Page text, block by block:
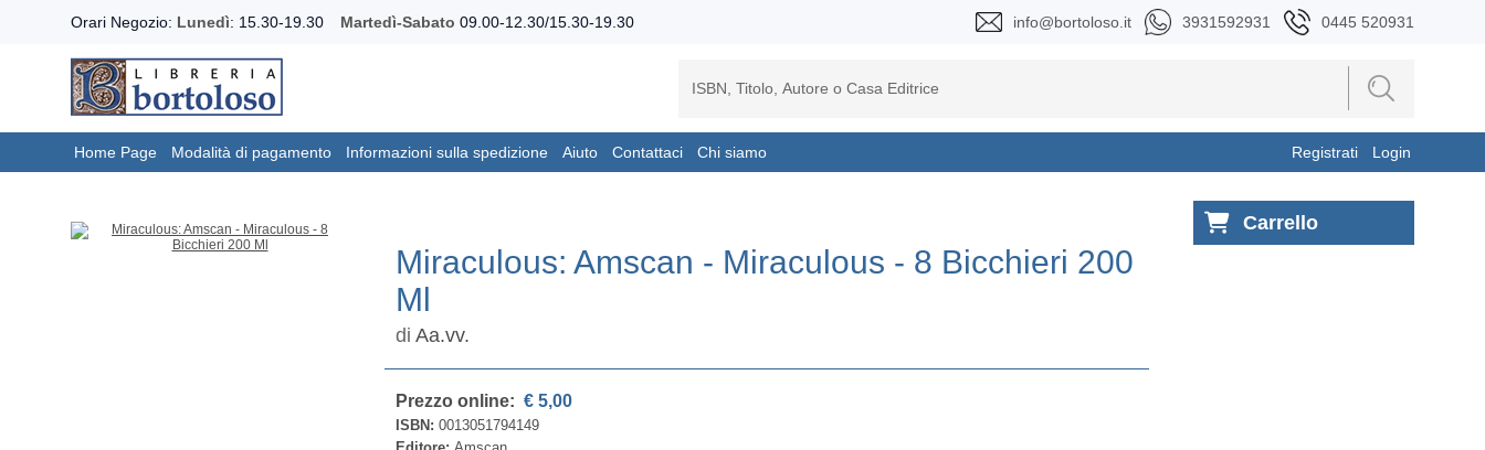
Orari Negozio: Lunedì: 15.30-19.30 Martedì-Sabato 09.00-12.30/15.30-19.30 info@bortoloso.it 3931592931 0445 520931
Home Page Modalità di pagamento Informazioni sulla spedizione Aiuto Contattaci Chi siamo Registrati Login
Miraculous: Amscan - Miraculous - 8 Bicchieri 200
Ml
diAa.vv.
Prezzo online: € 5,00
ISBN:0013051794149
Carrello